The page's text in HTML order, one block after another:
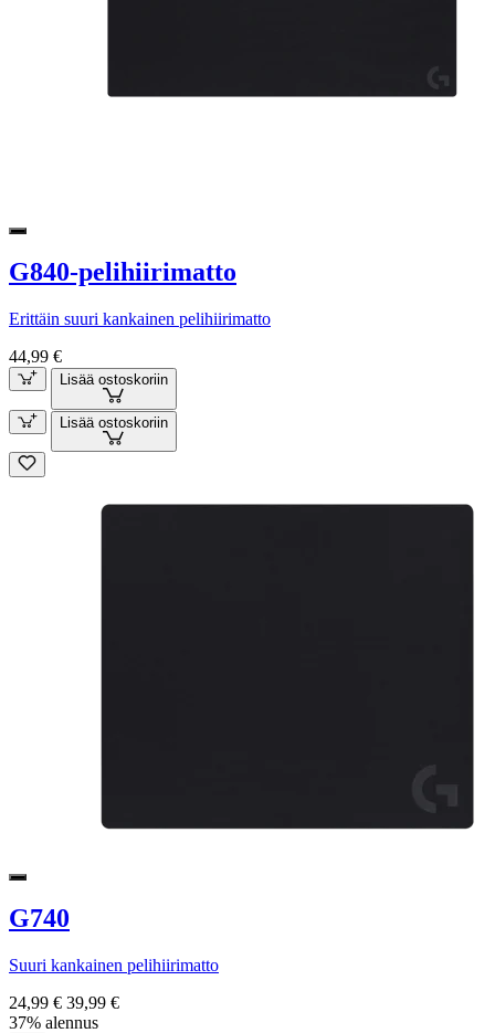
G840-pelihiirimatto
Erittäin suuri kankainen pelihiirimatto
44,99 €
Lisää ostoskoriin
Lisää ostoskoriin
G740
Suuri kankainen pelihiirimatto
24,99 € 39,99 €
37% alennus